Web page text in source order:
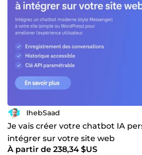
IhebSaad
Je vais créer votre chatbot IA
intégrer sur votre site web
À partir de 238,34 $US